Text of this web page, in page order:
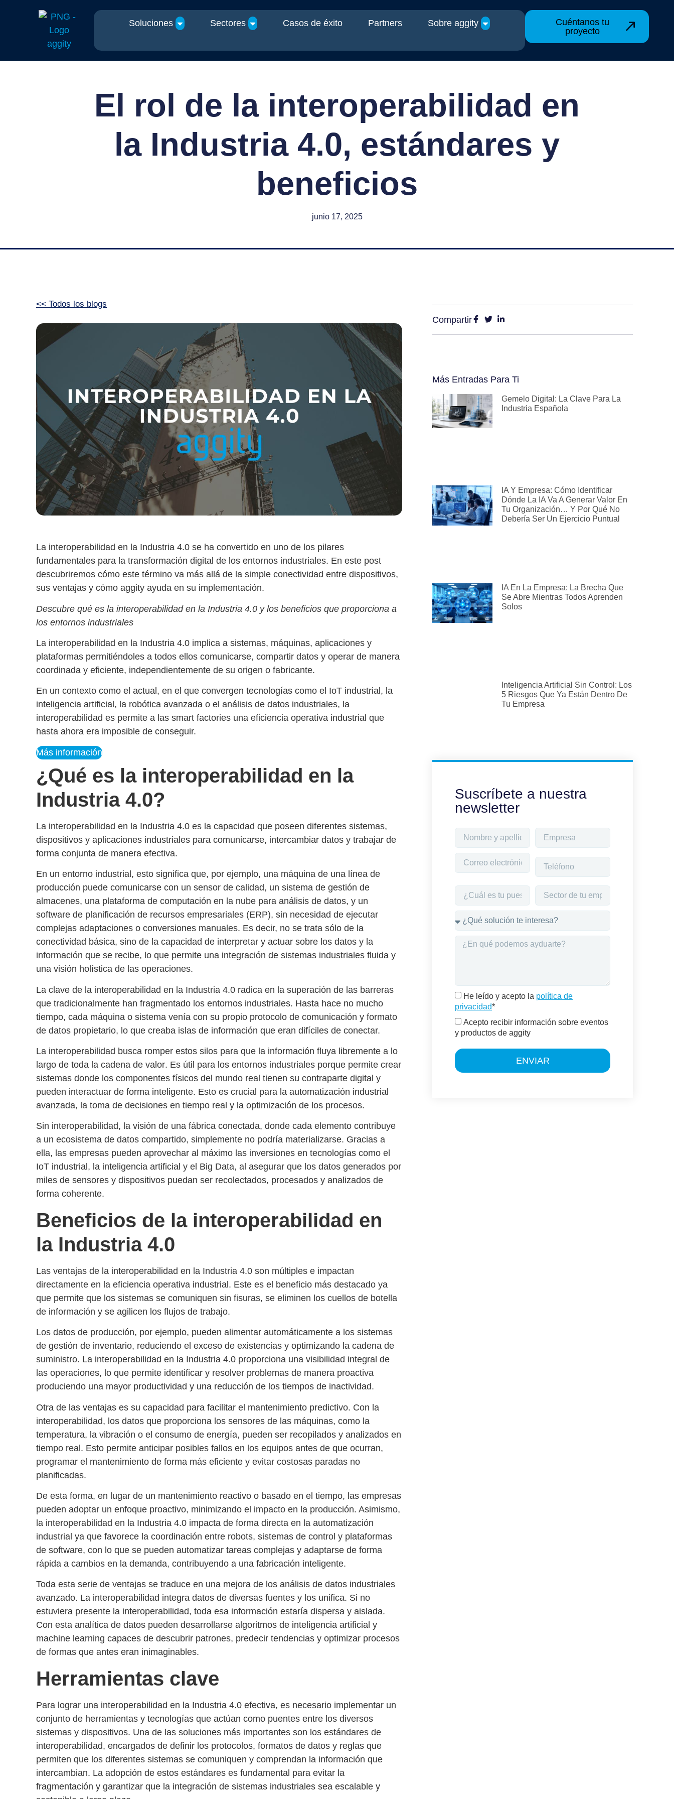
Soluciones Sectores Casos de éxito Partners Sobre aggity
Cuéntanos tu
proyecto
El rol de la interoperabilidad en
la Industria 4.0, estándares y
beneficios
junio 17, 2025
<< Todos los blogs
La interoperabilidad en la Industria 4.0 se ha convertido en uno de los pilares
fundamentales para la transformación digital de los entornos industriales. En este post
descubriremos cómo este término va más allá de la simple conectividad entre dispositivos,
sus ventajas y cómo aggity ayuda en su implementación.
Descubre qué es la interoperabilidad en la Industria 4.0 y los beneficios que proporciona a
los entornos industriales
La interoperabilidad en la Industria 4.0 implica a sistemas, máquinas, aplicaciones y
plataformas permitiéndoles a todos ellos comunicarse, compartir datos y operar de manera
coordinada y eficiente, independientemente de su origen o fabricante.
En un contexto como el actual, en el que convergen tecnologías como el IoT industrial , la
inteligencia artificial, la robótica avanzada o el análisis de datos industriales, la
interoperabilidad es permite a las smart factories una eficiencia operativa industrial que
hasta ahora era imposible de conseguir.
Más información
¿Qué es la interoperabilidad en la
Industria 4.0?
La interoperabilidad en la Industria 4.0 es la capacidad que poseen diferentes sistemas,
dispositivos y aplicaciones industriales para comunicarse, intercambiar datos y trabajar de
forma conjunta de manera efectiva.
En un entorno industrial, esto significa que, por ejemplo, una máquina de una línea de
producción puede comunicarse con un sensor de calidad, un sistema de gestión de
almacenes, una plataforma de computación en la nube para análisis de datos, y un
software de planificación de recursos empresariales (ERP), sin necesidad de ejecutar
complejas adaptaciones o conversiones manuales. Es decir, no se trata sólo de la
conectividad básica, sino de la capacidad de interpretar y actuar sobre los datos y la
información que se recibe, lo que permite una integración de sistemas industriales fluida y
una visión holística de las operaciones.
La clave de la interoperabilidad en la Industria 4.0 radica en la superación de las barreras
que tradicionalmente han fragmentado los entornos industriales. Hasta hace no mucho
tiempo, cada máquina o sistema venía con su propio protocolo de comunicación y formato
de datos propietario, lo que creaba islas de información que eran difíciles de conectar.
La interoperabilidad busca romper estos silos para que la información fluya libremente a lo
largo de toda la cadena de valor. Es útil para los entornos industriales porque permite crear
sistemas donde los componentes físicos del mundo real tienen su contraparte digital y
pueden interactuar de forma inteligente. Esto es crucial para la automatización industrial
avanzada, la toma de decisiones en tiempo real y la optimización de los procesos.
Sin interoperabilidad, la visión de una fábrica conectada, donde cada elemento contribuye
a un ecosistema de datos compartido, simplemente no podría materializarse. Gracias a
ella, las empresas pueden aprovechar al máximo las inversiones en tecnologías como el
IoT industrial , la inteligencia artificial y el Big Data, al asegurar que los datos generados por
miles de sensores y dispositivos puedan ser recolectados, procesados y analizados de
forma coherente.
Beneficios de la interoperabilidad en
la Industria 4.0
Las ventajas de la interoperabilidad en la Industria 4.0 son múltiples e impactan
directamente en la eficiencia operativa industrial. Este es el beneficio más destacado ya
que permite que los sistemas se comuniquen sin fisuras, se eliminen los cuellos de botella
de información y se agilicen los flujos de trabajo.
Los datos de producción, por ejemplo, pueden alimentar automáticamente a los sistemas
de gestión de inventario, reduciendo el exceso de existencias y optimizando la cadena de
suministro. La interoperabilidad en la Industria 4.0 proporciona una visibilidad integral de
las operaciones, lo que permite identificar y resolver problemas de manera proactiva
produciendo una mayor productividad y una reducción de los tiempos de inactividad.
Otra de las ventajas es su capacidad para facilitar el mantenimiento predictivo. Con la
interoperabilidad, los datos que proporciona los sensores de las máquinas, como la
temperatura, la vibración o el consumo de energía, pueden ser recopilados y analizados en
tiempo real. Esto permite anticipar posibles fallos en los equipos antes de que ocurran,
programar el mantenimiento de forma más eficiente y evitar costosas paradas no
planificadas.
De esta forma, en lugar de un mantenimiento reactivo o basado en el tiempo, las empresas
pueden adoptar un enfoque proactivo, minimizando el impacto en la producción. Asimismo,
la interoperabilidad en la Industria 4.0 impacta de forma directa en la automatización
industrial ya que favorece la coordinación entre robots, sistemas de control y plataformas
de software, con lo que se pueden automatizar tareas complejas y adaptarse de forma
rápida a cambios en la demanda, contribuyendo a una fabricación inteligente.
Toda esta serie de ventajas se traduce en una mejora de los análisis de datos industriales
avanzado. La interoperabilidad integra datos de diversas fuentes y los unifica. Si no
estuviera presente la interoperabilidad, toda esa información estaría dispersa y aislada.
Con esta analítica de datos pueden desarrollarse algoritmos de inteligencia artificial y
machine learning capaces de descubrir patrones, predecir tendencias y optimizar procesos
de formas que antes eran inimaginables.
Herramientas clave
Para lograr una interoperabilidad en la Industria 4.0 efectiva, es necesario implementar un
conjunto de herramientas y tecnologías que actúan como puentes entre los diversos
sistemas y dispositivos. Una de las soluciones más importantes son los estándares de
interoperabilidad, encargados de definir los protocolos, formatos de datos y reglas que
permiten que los diferentes sistemas se comuniquen y comprendan la información que
intercambian. La adopción de estos estándares es fundamental para evitar la
fragmentación y garantizar que la integración de sistemas industriales sea escalable y
Compartir
Más Entradas Para Ti
Gemelo Digital: La Clave Para La
Industria Española
IA Y Empresa: Cómo Identificar
Dónde La IA Va A Generar Valor En
Tu Organización… Y Por Qué No
Debería Ser Un Ejercicio Puntual
IA En La Empresa: La Brecha Que
Se Abre Mientras Todos Aprenden
Solos
Inteligencia Artificial Sin Control: Los
5 Riesgos Que Ya Están Dentro De
Tu Empresa
Suscríbete a nuestra
newsletter
He leído y acepto la política de
privacidad*
Acepto recibir información sobre eventos
y productos de aggity
ENVIAR